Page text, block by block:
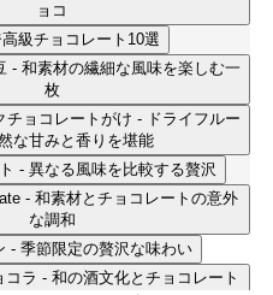
ョコ
級チョコレート10選
- 和素材の繊細な風味を楽しむ一
枚
チョコレートがけ - ドライフルー
な甘みと香りを堪能
- 異なる風味を比較する贅沢
- 和素材とチョコレートの意外
な調和
- 季節限定の贅沢な味わい
ラ - 和の酒文化とチョコレート